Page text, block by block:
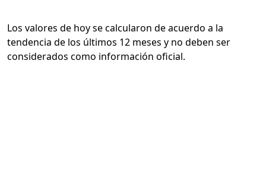
Los valores de hoy se calcularon de acuerdo a la
tendencia de los últimos 12 meses y no deben ser
considerados como información oficial.